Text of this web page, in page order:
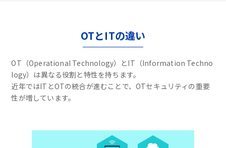
OTとITの違い
OT（Operational Technology）とIT（Information Techno
logy）は異なる役割と特性を持ちます。
近年ではITとOTの統合が進むことで、OTセキュリティの重要
性が増しています。